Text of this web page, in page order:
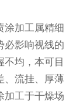
素
加工属精细
必影响视线的
均，本可目
、流挂、厚薄
加工于干燥场